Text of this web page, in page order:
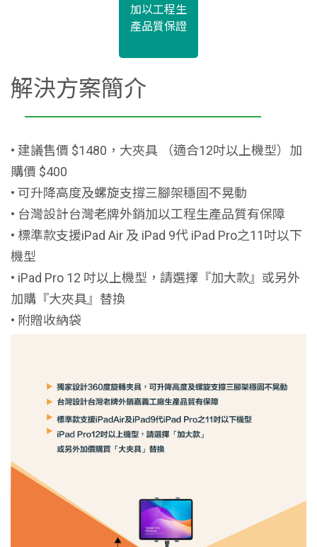
加以工程生
產品質保證
解決方案簡介
• 建議售價 $1480，大夾具 （適合12吋以上機型）加
購價 $400
• 可升降高度及螺旋支撐三腳架穩固不晃動
• 台灣設計台灣老牌外銷加以工程生產品質有保障
• 標準款支援iPad Air 及 iPad 9代 iPad Pro之11吋以下
機型
• iPad Pro 12 吋以上機型，請選擇『加大款』或另外
加購『大夾具』替換
• 附贈收納袋